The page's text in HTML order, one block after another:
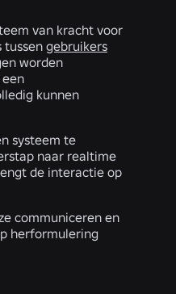
van kracht voor
tussen gebruikers
worden
kunnen
systeem te
naar realtime
de interactie op
communiceren en
herformulering